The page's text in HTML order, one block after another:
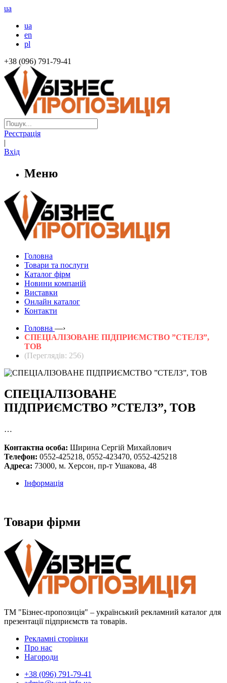
ua
ua
en
pl
+38 (096) 791-79-41
Реєстрація
|
Вхід
Меню
Головна
Товари та послуги
Каталог фірм
Новини компаній
Виставки
Онлайн каталог
Контакти
Головна —›
СПЕЦІАЛІЗОВАНЕ ПІДПРИЄМСТВО ”СТЕЛЗ”,
ТОВ
(Переглядів: 256)
СПЕЦІАЛІЗОВАНЕ
ПІДПРИЄМСТВО ”СТЕЛЗ”, ТОВ
…
Контактна особа: Ширина Сергій Михайлович
Телефон: 0552-425218, 0552-423470, 0552-425218
Адреса: 73000, м. Херсон, пр-т Ушакова, 48
Інформація
Товари фірми
ТМ "Бізнес-пропозиція" – український рекламний каталог для
презентації підприємств та товарів.
Рекламні сторінки
Про нас
Нагороди
+38 (096) 791-79-41